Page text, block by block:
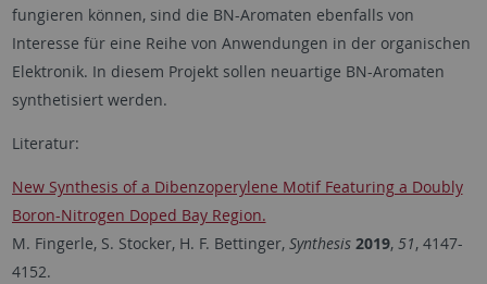
fungieren können, sind die BN-Aromaten ebenfalls von
Interesse für eine Reihe von Anwendungen in der organischen
Elektronik. In diesem Projekt sollen neuartige BN-Aromaten
synthetisiert werden.
Literatur:
New Synthesis of a Dibenzoperylene Motif Featuring a Doubly
Boron-Nitrogen Doped Bay Region.
M. Fingerle, S. Stocker, H. F. Bettinger, Synthesis 2019, 51, 4147-
4152.